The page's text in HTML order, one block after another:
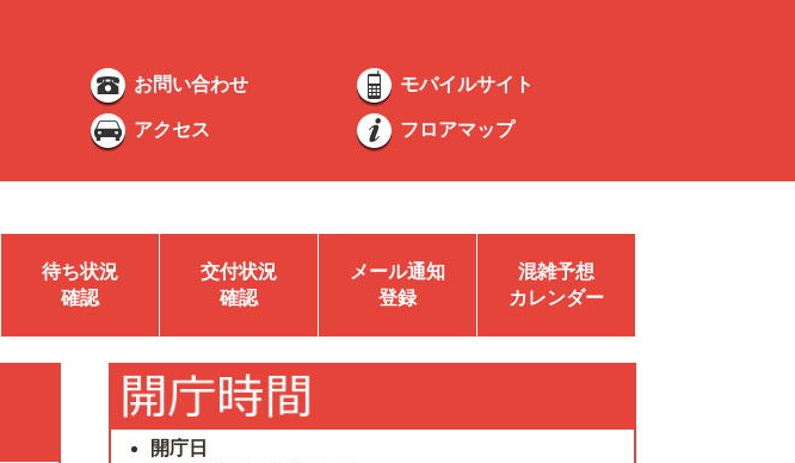
お問い合わせ モバイルサイト
アクセス フロアマップ
待ち状況
確認
交付状況
確認
メール通知
登録
混雑予想
カレンダー
開庁日